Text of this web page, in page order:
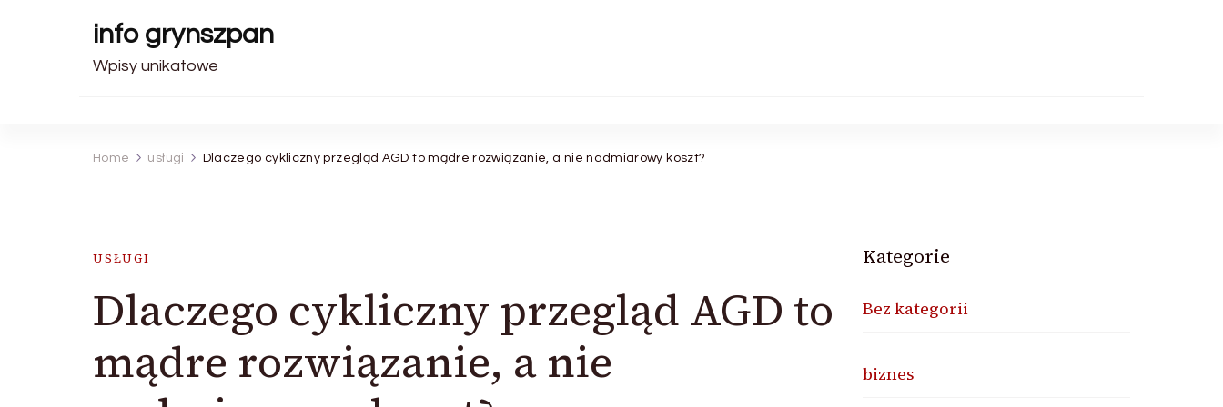
info grynszpan
Wpisy unikatowe
Home usługi Dlaczego cykliczny przegląd AGD to mądre rozwiązanie, a nie nadmiarowy koszt?
USŁUGI
Dlaczego cykliczny przegląd AGD to
mądre rozwiązanie, a nie
Kategorie
Bez kategorii
biznes